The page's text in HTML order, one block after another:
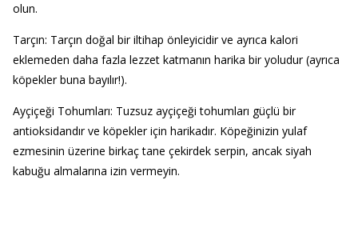
olun.
Tarçın: Tarçın doğal bir iltihap önleyicidir ve ayrıca kalori
eklemeden daha fazla lezzet katmanın harika bir yoludur (ayrıca
köpekler buna bayılır!).
Ayçiçeği Tohumları: Tuzsuz ayçiçeği tohumları güçlü bir
antioksidandır ve köpekler için harikadır. Köpeğinizin yulaf
ezmesinin üzerine birkaç tane çekirdek serpin, ancak siyah
kabuğu almalarına izin vermeyin.